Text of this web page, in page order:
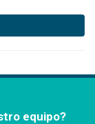
equipo?